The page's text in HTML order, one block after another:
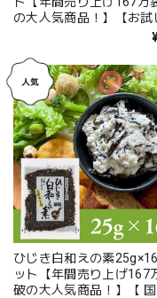
の大人気商品！】【お試
国産ひじき使用】【ポス
ひじき白和えの素
ット【年間売り上げ167
破の大人気商品！】【